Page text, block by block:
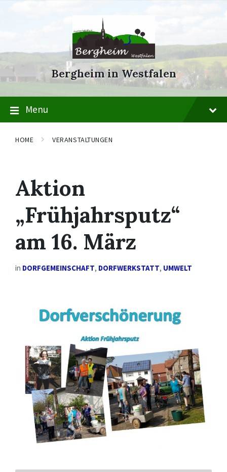
Skip
Skip
Skip
Bergheim in Westfalen
Menu
HOME VERANSTALTUNGEN
Aktion
„Frühjahrsputz“
am 16. März
in DORFGEMEINSCHAFT, DORFWERKSTATT, UMWELT